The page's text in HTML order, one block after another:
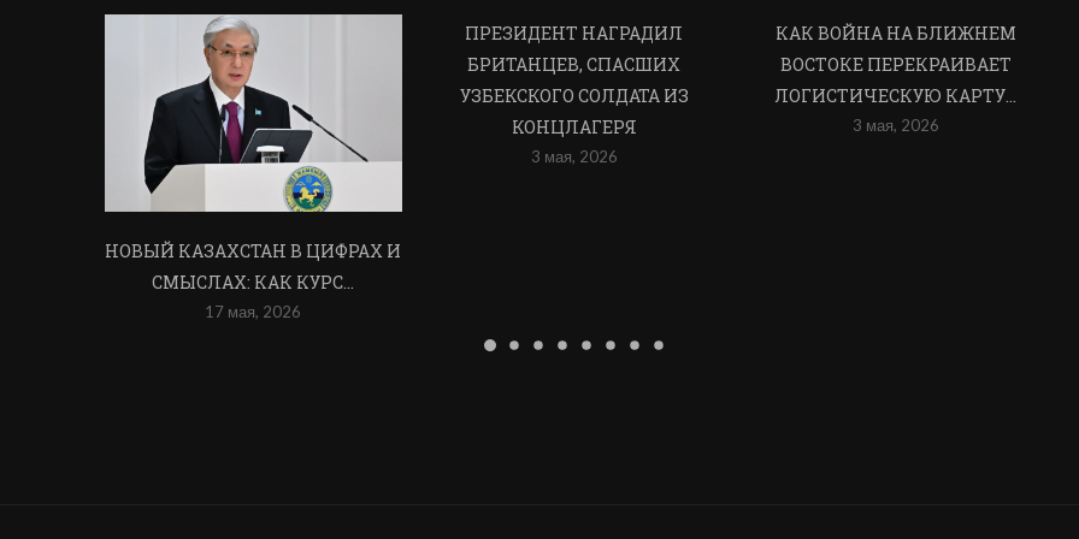
НОВЫЙ КАЗАХСТАН В ЦИФРАХ И
СМЫСЛАХ: КАК КУРС...
17 мая, 2026
ПРЕЗИДЕНТ НАГРАДИЛ
БРИТАНЦЕВ, СПАСШИХ
УЗБЕКСКОГО СОЛДАТА ИЗ
КОНЦЛАГЕРЯ
3 мая, 2026
КАК ВОЙНА НА БЛИЖНЕМ
ВОСТОКЕ ПЕРЕКРАИВАЕТ
ЛОГИСТИЧЕСКУЮ КАРТУ...
3 мая, 2026